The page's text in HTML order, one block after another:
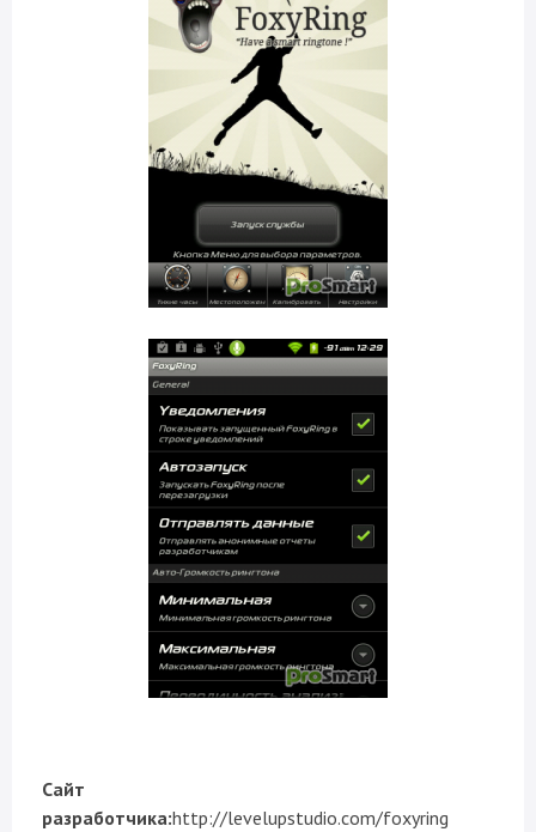
Сайт
разработчика:http://levelupstudio.com/foxyring